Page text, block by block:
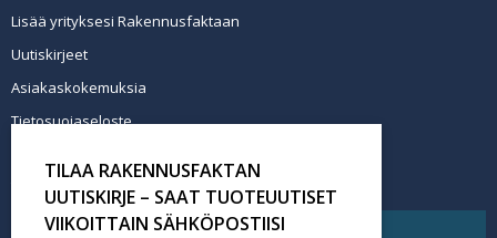
Lisää yrityksesi Rakennusfaktaan
Uutiskirjeet
Asiakaskokemuksia
Tietosuojaseloste
Tilaa uutiskirje
TILAA RAKENNUSFAKTAN
UUTISKIRJE – SAAT TUOTEUUTISET
VIIKOITTAIN SÄHKÖPOSTIISI